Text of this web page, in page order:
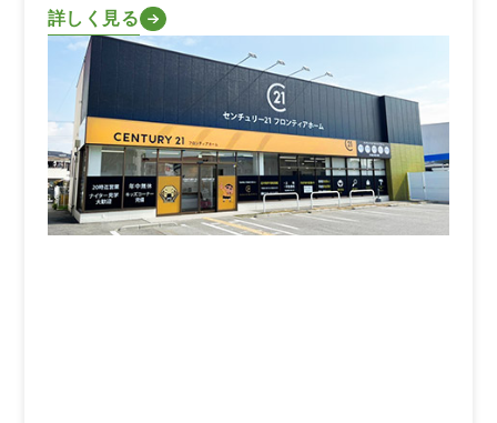
詳しく見る